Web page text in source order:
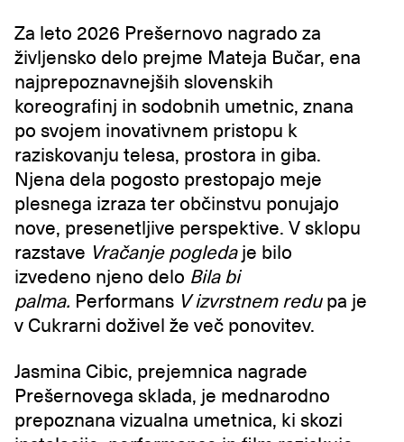
Za leto 2026 Prešernovo nagrado za
življensko delo prejme Mateja Bučar, ena
najprepoznavnejših slovenskih
koreografinj in sodobnih umetnic, znana
po svojem inovativnem pristopu k
raziskovanju telesa, prostora in giba.
Njena dela pogosto prestopajo meje
plesnega izraza ter občinstvu ponujajo
nove, presenetljive perspektive. V sklopu
razstave Vračanje pogledaje bilo
izvedeno njeno delo Bila bi
palma. Performans V izvrstnem redupa je
v Cukrarni doživel že več ponovitev.
Jasmina Cibic, prejemnica nagrade
Prešernovega sklada, je mednarodno
prepoznana vizualna umetnica, ki skozi